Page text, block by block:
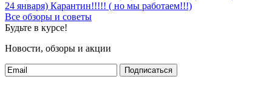
24 января) Карантин!!!!! ( но мы работаем!!!)
Все обзоры и советы
Будьте в курсе!
Новости, обзоры и акции
Подписаться